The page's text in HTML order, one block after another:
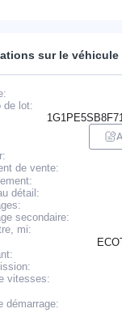
sur le véhicule
de lot:
de vente:
détail:
secondaire:
mi:
vitesses:
démarrage: